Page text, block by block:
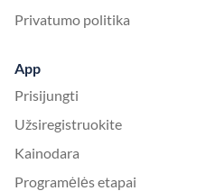
Privatumo politika
App
Prisijungti
Užsiregistruokite
Kainodara
Programėlės etapai